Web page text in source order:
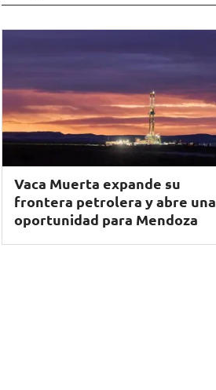
Vaca Muerta expande su
frontera petrolera y abre una
oportunidad para Mendoza